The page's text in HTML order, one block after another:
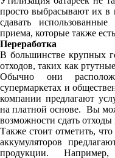
просто выбрасывают их в
сдавать
приема, которые также
Переработка
В большинстве крупных
отходов, таких как
Обычно они
супермаркетах и
компании предлагают
на платной основе. Вы
возможности сдать
Также стоит отметить,
аккумуляторов
продукции.